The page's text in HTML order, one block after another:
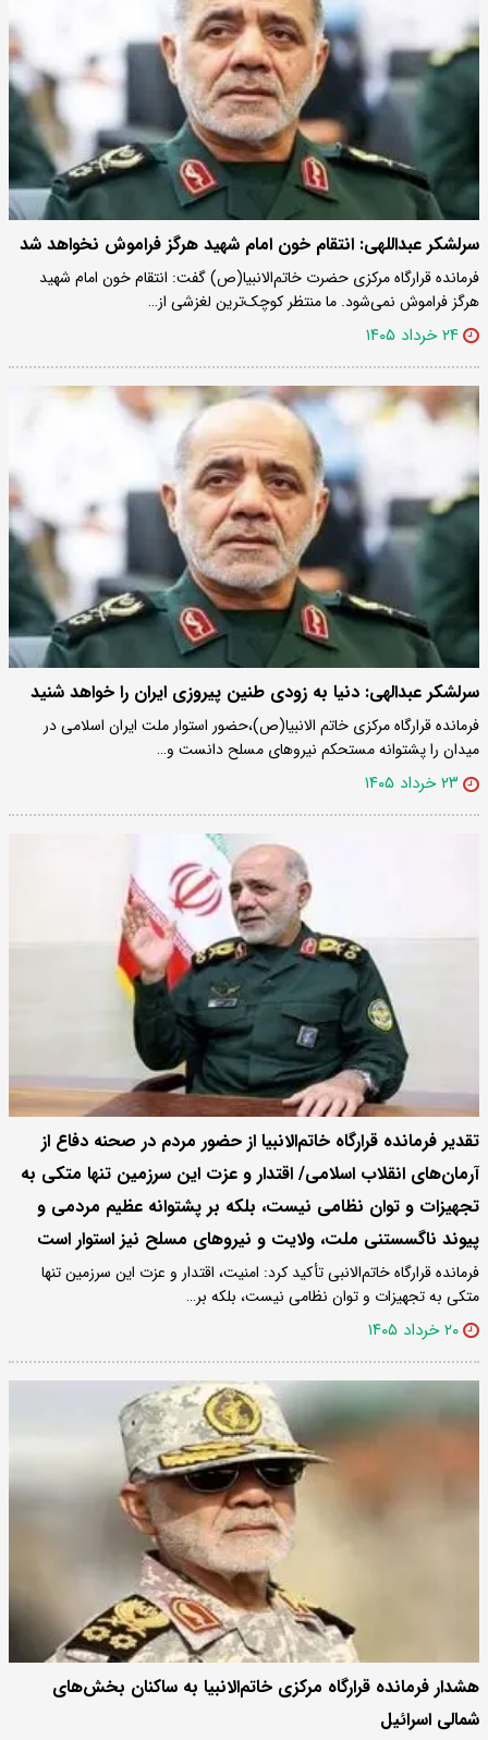
سرلشکر عبداللهی: انتقام خون امام شهید هرگز فراموش نخواهد شد
فرمانده قرارگاه مرکزی حضرت خاتم‌الانبیا(ص) گفت: انتقام خون امام شهید
هرگز فراموش نمی‌شود. ما منتظر کوچک‌ترین لغزشی از…
۲۴ خرداد ۱۴۰۵
سرلشکر عبدالهی: دنیا به زودی طنین پیروزی ایران را خواهد شنید
فرمانده قرارگاه مرکزی خاتم الانبیا(ص)،حضور استوار ملت ایران اسلامی در
میدان را پشتوانه مستحکم نیروهای مسلح دانست و…
۲۳ خرداد ۱۴۰۵
تقدیر فرمانده قرارگاه خاتم‌الانبیا از حضور مردم در صحنه دفاع از
آرمان‌های انقلاب اسلامی/ اقتدار و عزت این سرزمین تنها متکی به
تجهیزات و توان نظامی نیست، بلکه بر پشتوانه عظیم مردمی و
پیوند ناگسستنی ملت، ولایت و نیرو‌های مسلح نیز استوار است
فرمانده قرارگاه خاتم‌الانبی تأکید کرد: امنیت، اقتدار و عزت این سرزمین تنها
متکی به تجهیزات و توان نظامی نیست، بلکه بر…
۲۰ خرداد ۱۴۰۵
هشدار فرمانده قرارگاه مرکزی خاتم‌الانبیا به ساکنان بخش‌های
شمالی اسرائیل